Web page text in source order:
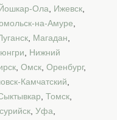
Ола, Ижевск,
на-Амуре,
, Магадан,
, Нижний
, Омск, Оренбург,
Камчатский,
, Томск,
, Уфа,